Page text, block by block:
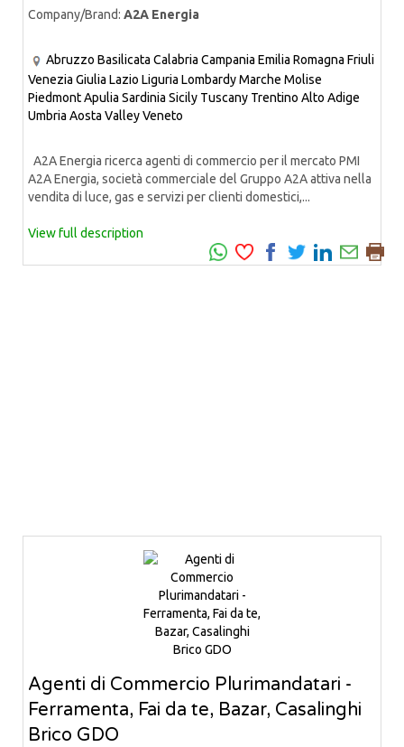
Company/Brand: A2A Energia
Abruzzo Basilicata Calabria Campania Emilia Romagna Friuli
Venezia Giulia Lazio Liguria LombardyMarche Molise
PiedmontApulia Sardinia Sicily Tuscany Trentino Alto Adige
Umbria Aosta ValleyVeneto
A2A Energia ricerca agenti di commercio per il mercato PMI
A2A Energia, società commerciale del Gruppo A2A attiva nella
vendita di luce, gas e servizi per clienti domestici,...
View full description
Agenti di Commercio Plurimandatari -
Ferramenta, Fai da te, Bazar, Casalinghi
Brico GDO